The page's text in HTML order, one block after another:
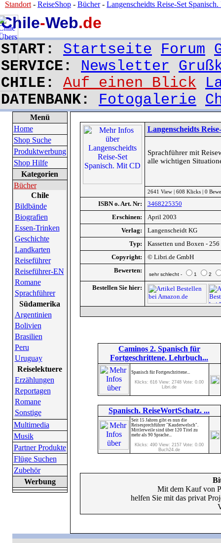
Chile-Web.de
START: Startseite Forum
SERVICE: Newsletter
CHILE: Auf einen Blick
DATENBANK: Fotogalerie
Standort - ReiseShop - Bücher- Langenscheidts Reise-Set
Menü
Home
Shop Suche
Produktwerbung
Shop Hilfe
Kategorien
Bücher
Chile
Bildbände
Biografien
Essen-Trinken
Geschichte
Landkarten
Reiseführer
Reiseführer-EN
Romane
Sprachführer
Südamerika
Argentinien
Bolivien
Brasilien
Peru
Uruguay
Reiselektuere
Erzählungen
Reportagen
Romane
Sonstige
Multimedia
Musik
Partner Produkte
Flüge Suchen
Zubehör
Werbung
Langenscheidts
Sprachführer mit
alle wichtigen
2641 View | 608 Klicks | 0
ISBN o. Art. Nr:
3468225350
Erschinen:
April 2003
Verlag:
Langenscheidt KG
Typ:
Kassetten und Boxen - 256
Copyright:
© Libri.de GmbH
Bewerten:
sehr schlecht - 1 2
Bestellen Sie hier:
Caminos 2. Spanisch für
Fortgeschrittene. Lehrbuch...
Spanisch für Fortgeschrittene...
Klicks: 616 View: 2748 Vote: 0.00
Libri.de
Spanisch. ReiseWortSchatz. ...
Seit 15 Jahren gibt es nun die
Reisesprechführer "Kauderwelsch".
Mittlerweile sind über 120 Titel zu
mehr als 90 Sprache...
Klicks: 490 View: 2157 Vote: 0.00
Buch24.de
Mit dem Kauf von
helfen Sie mit das privat